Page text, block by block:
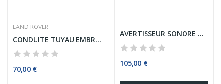
LAND ROVER
CONDUITE TUYAU EMBRAYAGE RANGE ROVER EVOQUE I...
70,00 €
AVERTISSEUR SONORE DEUX TONS RANGE ROVER (L405)...
105,00 €